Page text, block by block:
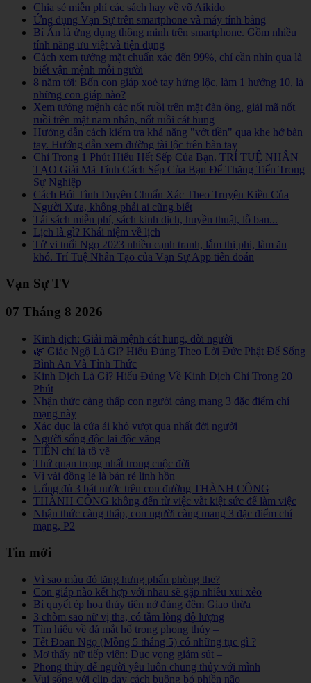
Chia sẻ miễn phí các sách hay về võ Aikido
Ứng dụng Vạn Sự trên smartphone và máy tính bảng
Bí Ẩn là ứng dụng thông minh trên smartphone. Gồm nhiều
tính năng ưu việt và tiện dụng
Cách xem tướng mặt chuẩn xác đến 99%, chỉ cần nhìn qua là
biết vận mệnh mỗi người
8 năm tới: Bốn con giáp xoè tay hứng lộc, làm 1 hưởng 10, là
những con giáp nào?
Xem tướng mệnh các nốt ruồi trên mặt đàn ông, giải mã nốt
ruồi trên mặt nam nhân, nốt ruồi cát hung
Hướng dẫn cách kiểm tra khả năng "vớt tiền" qua khe hở bàn
tay. Hướng dẫn xem đường tài lộc trên bàn tay
Chỉ Trong 1 Phút Hiểu Hết Sếp Của Bạn. TRÍ TUỆ NHÂN
TẠO Giải Mã Tính Cách Sếp Của Bạn Để Thăng Tiến Trong
Sự Nghiệp
Cách Bói Tình Duyên Chuẩn Xác Theo Truyện Kiều Của
Người Xưa, không phải ai cũng biết
Tải sách miễn phí, sách kinh dịch, huyền thuật, lỗ ban...
Lịch là gì? Khái niệm về lịch
Tử vi tuổi Ngọ 2023 nhiều cạnh tranh, lắm thị phi, làm ăn
khó. Trí Tuệ Nhân Tạo của Vạn Sự App tiên đoán
Vạn Sự TV
07 Tháng 8 2026
Kinh dịch: Giải mã mệnh cát hung, đời người
🌿 Giác Ngộ Là Gì? Hiểu Đúng Theo Lời Đức Phật Để Sống
Bình An Và Tỉnh Thức
Kinh Dịch Là Gì? Hiểu Đúng Về Kinh Dịch Chỉ Trong 20
Phút
Nhận thức càng thấp con người càng mang 3 đặc điểm chí
mạng này
Xác dục là cửa ải khó vượt qua nhất đời người
Người sống độc lai độc vãng
TIỀN chỉ là tô vẽ
Thứ quạn trọng nhất trong cuộc đời
Vì vài đồng lẻ là bán rẻ linh hồn
Uống đủ 3 bát nước trên con đường THÀNH CÔNG
THÀNH CÔNG không đến từ việc vắt kiệt sức để làm việc
Nhận thức càng thấp, con người càng mang 3 đặc điểm chí
mạng, P2
Tin mới
Vì sao màu đỏ tăng hưng phấn phòng the?
Con giáp nào kết hợp với nhau sẽ gặp nhiều xui xẻo
Bí quyết ép hoa thủy tiên nở đúng đêm Giao thừa
3 chòm sao nữ vị tha, có tầm lòng độ lượng
Tìm hiểu về đá mắt hổ trong phong thủy –
Tết Đoan Ngọ (Mồng 5 tháng 5) có những tục gì ?
Mơ thấy nữ tiếp viên: Dục vọng giảm sút –
Phong thủy để người yêu luôn chung thủy với mình
Vui sống với clip dạy cách buông bỏ phiền não